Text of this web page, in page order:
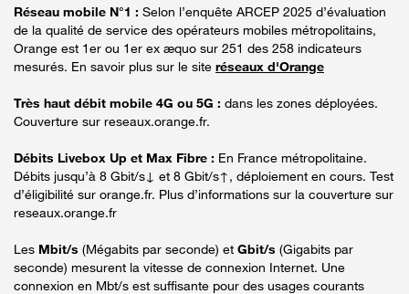
Réseau mobile N°1 : Selon l’enquête ARCEP 2025 d’évaluation
de la qualité de service des opérateurs mobiles métropolitains,
Orange est 1er ou 1er ex æquo sur 251 des 258 indicateurs
mesurés. En savoir plus sur le site réseaux d'Orange
Très haut débit mobile 4G ou 5G : dans les zones déployées.
Couverture sur reseaux.orange.fr.
Débits Livebox Up et Max Fibre : En France métropolitaine.
Débits jusqu’à 8 Gbit/s↓ et 8 Gbit/s↑, déploiement en cours. Test
d’éligibilité sur orange.fr. Plus d’informations sur la couverture sur
reseaux.orange.fr
Les Mbit/s (Mégabits par seconde) et Gbit/s (Gigabits par
seconde) mesurent la vitesse de connexion Internet. Une
connexion en Mbt/s est suffisante pour des usages courants